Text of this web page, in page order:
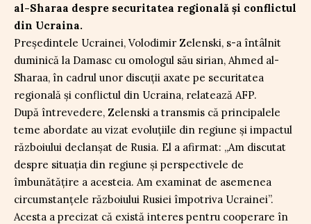
al-Sharaa despre securitatea regională și conflictul
din Ucraina.
Președintele Ucrainei, Volodimir Zelenski, s-a întâlnit
duminică la Damasc cu omologul său sirian, Ahmed al-
Sharaa, în cadrul unor discuții axate pe securitatea
regională și conflictul din Ucraina, relatează AFP.
După întrevedere, Zelenski a transmis că principalele
teme abordate au vizat evoluțiile din regiune și impactul
războiului declanșat de Rusia. El a afirmat: „Am discutat
despre situaţia din regiune şi perspectivele de
îmbunătăţire a acesteia. Am examinat de asemenea
circumstanţele războiului Rusiei împotriva Ucrainei”.
Acesta a precizat că există interes pentru cooperare în